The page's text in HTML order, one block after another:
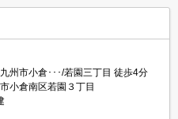
州市小倉･･･/若園三丁目 徒歩4分
小倉南区若園３丁目